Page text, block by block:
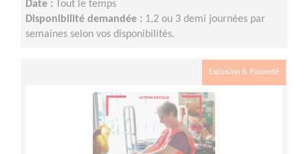
Date : Tout le temps
Disponibilité demandée : 1,2 ou 3 demi journées par
semaines selon vos disponibilités.
Exclusion & Pauvreté